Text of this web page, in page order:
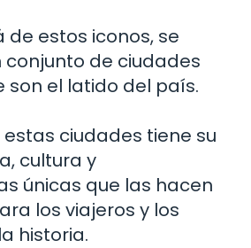
de estos iconos, se
de ciudades
son el latido del país.
ciudades tiene su
cultura y
únicas que las hacen
los viajeros y los
historia.